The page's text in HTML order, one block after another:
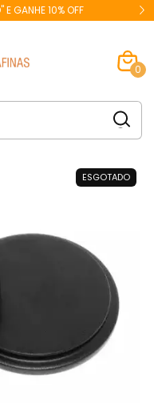
E GANHE 10% OFF
0
ESGOTADO